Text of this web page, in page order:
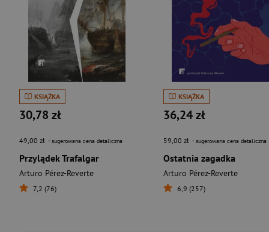
KSIĄŻKA
30,78 zł
49,00 zł - sugerowana cena detaliczna
Przylądek Trafalgar
Arturo Pérez-Reverte
7,2 (76)
KSIĄŻKA
36,24 zł
59,00 zł - sugerowana cena detaliczna
Ostatnia zagadka
Arturo Pérez-Reverte
6,9 (257)